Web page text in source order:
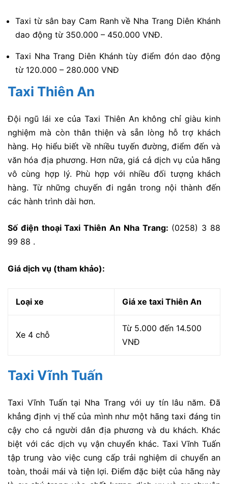
Taxi từ sân bay Cam Ranh về Nha Trang Diên Khánh
dao động từ 350.000 – 450.000 VNĐ.
Taxi Nha Trang Diên Khánh tùy điểm đón dao động
từ 120.000 – 280.000 VNĐ
Taxi Thiên An
Đội ngũ lái xe của Taxi Thiên An không chỉ giàu kinh
nghiệm mà còn thân thiện và sẵn lòng hỗ trợ khách
hàng. Họ hiểu biết về nhiều tuyến đường, điểm đến và
văn hóa địa phương. Hơn nữa, giá cả dịch vụ của hãng
vô cùng hợp lý. Phù hợp với nhiều đối tượng khách
hàng. Từ những chuyến đi ngắn trong nội thành đến
các hành trình dài hơn.
Số điện thoại Taxi Thiên An Nha Trang: (0258) 3 88
99 88 .
Giá dịch vụ (tham khảo):
Loại xe Giá xe taxi Thiên An
Xe 4 chỗ
Từ 5.000 đến 14.500
VNĐ
Taxi Vĩnh Tuấn
Taxi Vĩnh Tuấn tại Nha Trang với uy tín lâu năm. Đã
khẳng định vị thế của mình như một hãng taxi đáng tin
cậy cho cả người dân địa phương và du khách. Khác
biệt với các dịch vụ vận chuyển khác. Taxi Vĩnh Tuấn
tập trung vào việc cung cấp trải nghiệm di chuyển an
toàn, thoải mái và tiện lợi. Điểm đặc biệt của hãng này